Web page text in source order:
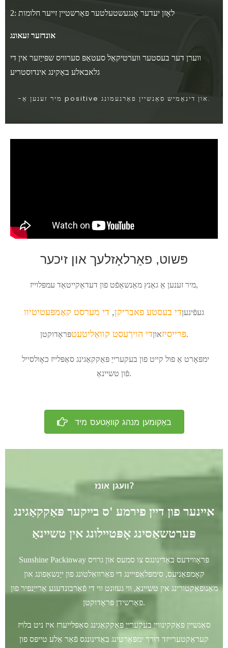
2: לאָזן יעדער אָנגעשטעלטער פאַרשטיין זייער חלומות
אונדזער זעאונג
ווערן דער בעסטער ווערטיקאַל סעטאַפּ סערוויס שפּייַזער אין די
גלאבאלע באַקינג אינדוסטריע
-מיר זענען אַ positive און דינאַמיש סאַנשיין פאַרנעמונג.
פּשוט, פאַרלאָזלעך און זיכער
מיר זענען אַ גאַנץ מאַנשאַפֿט פון דעדאַקייטאַד עמפּלוייז,
געפֿינעןדי בעסטע פאבריקן, די מערסט קאַמפּעטיטיוו
פּרייסיזאוןדי הויךעסט קוואַליטעט פּראָדוקטן.
ימפּאָרט אַ פול קייט פון בעקערייַ פּאַקקאַגינג סאַפּלייז כאָולסייל
פֿון טשיינאַ.
באַקומען מנהג קוואָטעס מיד
וועגן אונז?
איינער פון דיין פירמע 'ס בייקער פּאַקקאַגינג
פּערטשאַסינג אָפּטיילונג אין טשיינאַ
Sunshine Packinway פּראָווידעס באַדינונגס צו סמעס און גרויס
קאָמפּאַניעס, סימפּלאַפייינג די פאַרוואַלטונג פון ייַנשאַפונג און
מאַנופאַקטורינג אין טשיינאַ, ווי געזונט ווי די פֿאַרבונדענע אַרייַנפיר פון
פאַרשידן פּראָדוקטן.
סאַנשיין פּאַקקינווייַ בעקערייַ פּאַקקאַגינג סאַפּלייערז איז ניט בלויז
קעראַקטערייזד דורך ימפּאָרטינג באַדינונגס פֿאַר אַלע טייפּס פון